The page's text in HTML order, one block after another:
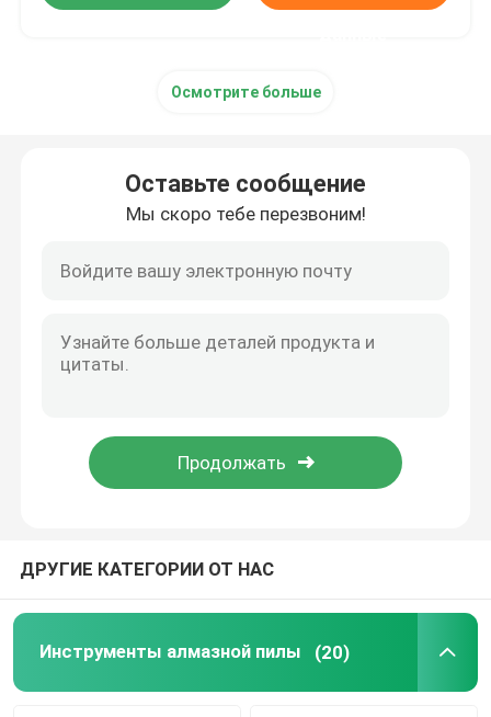
Дом
Продукты
Осмотрите больше
Оставьте сообщение
Мы скоро тебе перезвоним!
ДРУГИЕ КАТЕГОРИИ ОТ НАС
Инструменты алмазной пилы (20)